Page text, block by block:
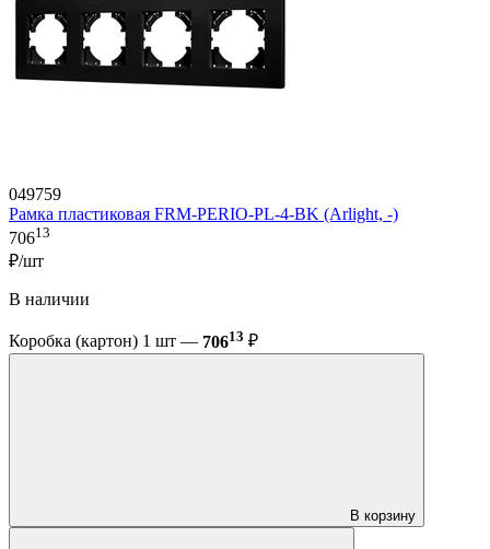
049759
Рамка пластиковая FRM-PERIO-PL-4-BK (Arlight, -)
70613
₽/шт
В наличии
Коробка (картон) 1 шт — 70613 ₽
В корзину